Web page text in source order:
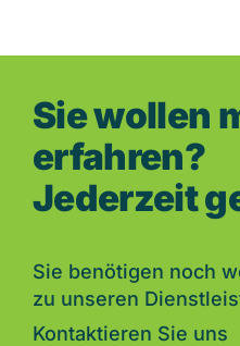
Sie wollen
erfahren?
Jederzeit
Sie benötigen noch
zu unseren
Kontaktieren Sie uns